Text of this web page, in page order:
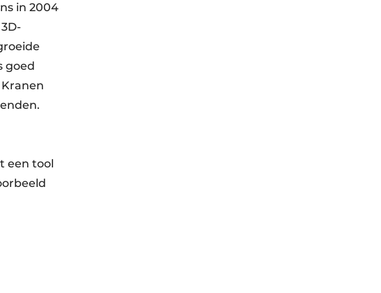
in 2004
goed
een tool